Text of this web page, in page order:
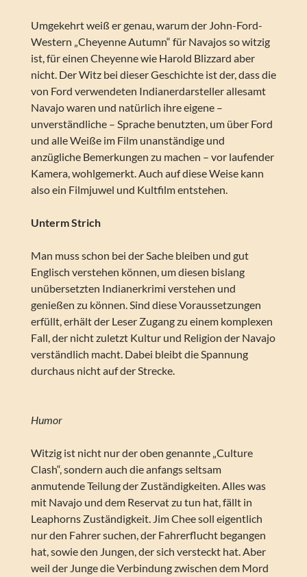
Umgekehrt weiß er genau, warum der John-Ford-
Western „Cheyenne Autumn“ für Navajos so witzig
ist, für einen Cheyenne wie Harold Blizzard aber
nicht. Der Witz bei dieser Geschichte ist der, dass die
von Ford verwendeten Indianerdarsteller allesamt
Navajo waren und natürlich ihre eigene –
unverständliche – Sprache benutzten, um über Ford
und alle Weiße im Film unanständige und
anzügliche Bemerkungen zu machen – vor laufender
Kamera, wohlgemerkt. Auch auf diese Weise kann
also ein Filmjuwel und Kultfilm entstehen.
Unterm Strich
Man muss schon bei der Sache bleiben und gut
Englisch verstehen können, um diesen bislang
unübersetzten Indianerkrimi verstehen und
genießen zu können. Sind diese Voraussetzungen
erfüllt, erhält der Leser Zugang zu einem komplexen
Fall, der nicht zuletzt Kultur und Religion der Navajo
verständlich macht. Dabei bleibt die Spannung
durchaus nicht auf der Strecke.
Humor
Witzig ist nicht nur der oben genannte „Culture
Clash“, sondern auch die anfangs seltsam
anmutende Teilung der Zuständigkeiten. Alles was
mit Navajo und dem Reservat zu tun hat, fällt in
Leaphorns Zuständigkeit. Jim Chee soll eigentlich
nur den Fahrer suchen, der Fahrerflucht begangen
hat, sowie den Jungen, der sich versteckt hat. Aber
weil der Junge die Verbindung zwischen dem Mord